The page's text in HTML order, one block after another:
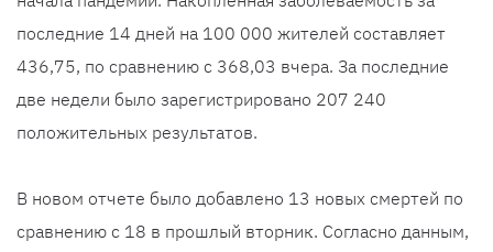
последние 14 дней на 100 000 жителей составляет
436,75, по сравнению с 368,03 вчера. За последние
две недели было зарегистрировано 207 240
положительных результатов.
В новом отчете было добавлено 13 новых смертей по
сравнению с 18 в прошлый вторник. Согласно данным,